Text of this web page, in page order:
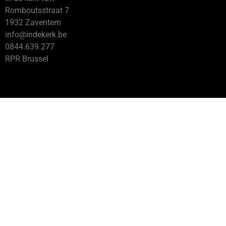
Romboutsstraat 7
1932 Zaventem
info@indekerk.be
0844.639.277
RPR Brussel